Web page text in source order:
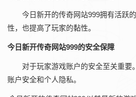
今日新开的传奇网站999拥有活跃
性，也提高了玩家的黏性。
今日新开传奇网站999的安全保障
对于玩家游戏账户的安全至关重
账户安全和个人隐私。